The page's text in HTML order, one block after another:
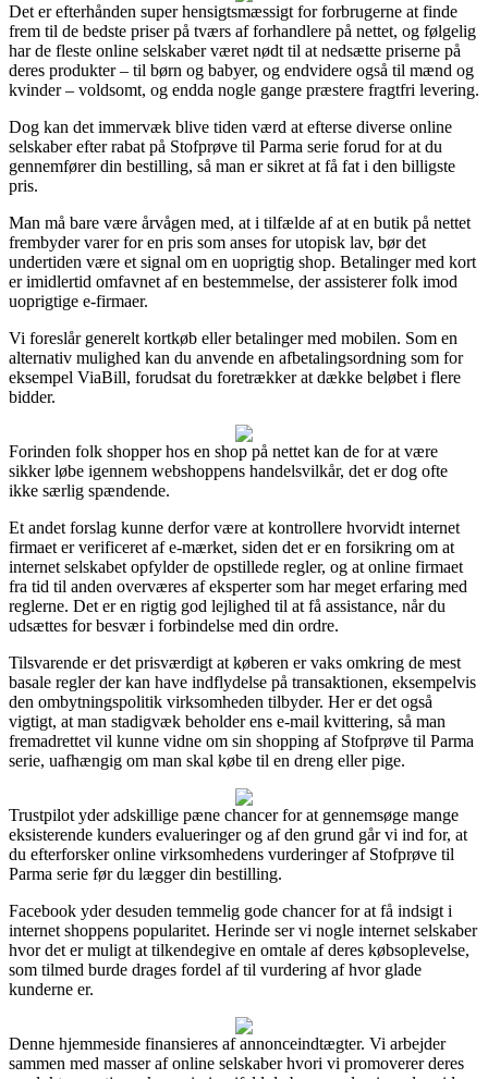
Det er efterhånden super hensigtsmæssigt for forbrugerne at finde
frem til de bedste priser på tværs af forhandlere på nettet, og følgelig
har de fleste online selskaber været nødt til at nedsætte priserne på
deres produkter – til børn og babyer, og endvidere også til mænd og
kvinder – voldsomt, og endda nogle gange præstere fragtfri levering.
Dog kan det immervæk blive tiden værd at efterse diverse online
selskaber efter rabat på Stofprøve til Parma serie forud for at du
gennemfører din bestilling, så man er sikret at få fat i den billigste
pris.
Man må bare være årvågen med, at i tilfælde af at en butik på nettet
frembyder varer for en pris som anses for utopisk lav, bør det
undertiden være et signal om en uoprigtig shop. Betalinger med kort
er imidlertid omfavnet af en bestemmelse, der assisterer folk imod
uoprigtige e-firmaer.
Vi foreslår generelt kortkøb eller betalinger med mobilen. Som en
alternativ mulighed kan du anvende en afbetalingsordning som for
eksempel ViaBill, forudsat du foretrækker at dække beløbet i flere
bidder.
Forinden folk shopper hos en shop på nettet kan de for at være
sikker løbe igennem webshoppens handelsvilkår, det er dog ofte
ikke særlig spændende.
Et andet forslag kunne derfor være at kontrollere hvorvidt internet
firmaet er verificeret af e-mærket, siden det er en forsikring om at
internet selskabet opfylder de opstillede regler, og at online firmaet
fra tid til anden overværes af eksperter som har meget erfaring med
reglerne. Det er en rigtig god lejlighed til at få assistance, når du
udsættes for besvær i forbindelse med din ordre.
Tilsvarende er det prisværdigt at køberen er vaks omkring de mest
basale regler der kan have indflydelse på transaktionen, eksempelvis
den ombytningspolitik virksomheden tilbyder. Her er det også
vigtigt, at man stadigvæk beholder ens e-mail kvittering, så man
fremadrettet vil kunne vidne om sin shopping af Stofprøve til Parma
serie, uafhængig om man skal købe til en dreng eller pige.
Trustpilot yder adskillige pæne chancer for at gennemsøge mange
eksisterende kunders evalueringer og af den grund går vi ind for, at
du efterforsker online virksomhedens vurderinger af Stofprøve til
Parma serie før du lægger din bestilling.
Facebook yder desuden temmelig gode chancer for at få indsigt i
internet shoppens popularitet. Herinde ser vi nogle internet selskaber
hvor det er muligt at tilkendegive en omtale af deres købsoplevelse,
som tilmed burde drages fordel af til vurdering af hvor glade
kunderne er.
Denne hjemmeside finansieres af annonceindtægter. Vi arbejder
sammen med masser af online selskaber hvori vi promoverer deres